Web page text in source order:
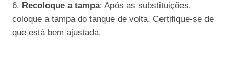
6. Recoloque a tampa: Após as substituições,
coloque a tampa do tanque de volta. Certifique-se de
que está bem ajustada.